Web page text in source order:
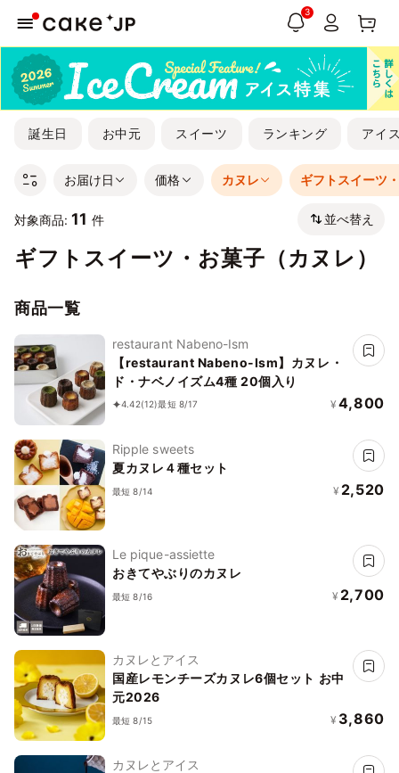
3
誕生日 お中元 スイーツ ランキング アイ
お届け日 価格 カヌレ ギフトスイーツ
対象商品: 11 件 並べ替え
ギフトスイーツ・お菓子（カヌレ）
商品一覧
restaurant Nabeno-Ism
【restaurant Nabeno-Ism】カヌレ・
ド・ナベノイズム4種 20個入り
4.42(12)最短 8/17 ¥ 4,800
Ripple sweets
夏カヌレ４種セット
最短 8/14 ¥ 2,520
Le pique-assiette
おきてやぶりのカヌレ
最短 8/16 ¥ 2,700
カヌレとアイス
国産レモンチーズカヌレ6個セット お中
元2026
最短 8/15 ¥ 3,860
カヌレとアイス